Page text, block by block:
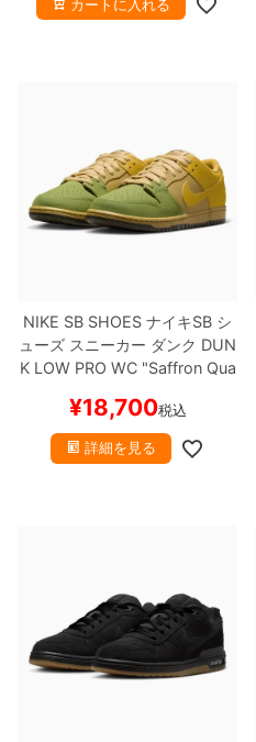
カートに入れる
NIKE SB SHOES ナイキSB シ
ューズ スニーカー ダンク DUN
K LOW PRO WC "Saffron Qua
ド スケボー【キャンセル/返品/
交換不可商品】
¥18,700税込
詳細を見る